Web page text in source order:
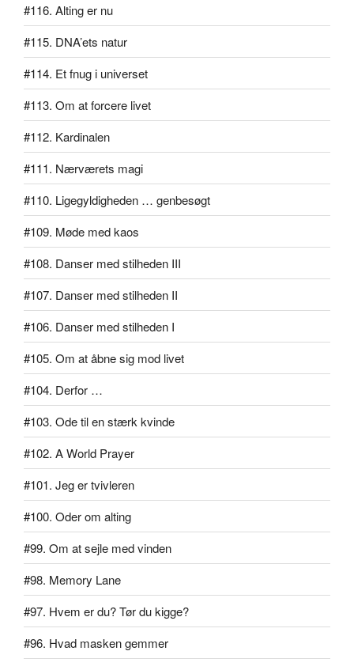
#116. Alting er nu
#115. DNA’ets natur
#114. Et fnug i universet
#113. Om at forcere livet
#112. Kardinalen
#111. Nærværets magi
#110. Ligegyldigheden … genbesøgt
#109. Møde med kaos
#108. Danser med stilheden III
#107. Danser med stilheden II
#106. Danser med stilheden I
#105. Om at åbne sig mod livet
#104. Derfor …
#103. Ode til en stærk kvinde
#102. A World Prayer
#101. Jeg er tvivleren
#100. Oder om alting
#99. Om at sejle med vinden
#98. Memory Lane
#97. Hvem er du? Tør du kigge?
#96. Hvad masken gemmer